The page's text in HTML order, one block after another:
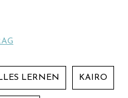
LERNEN KAIRO